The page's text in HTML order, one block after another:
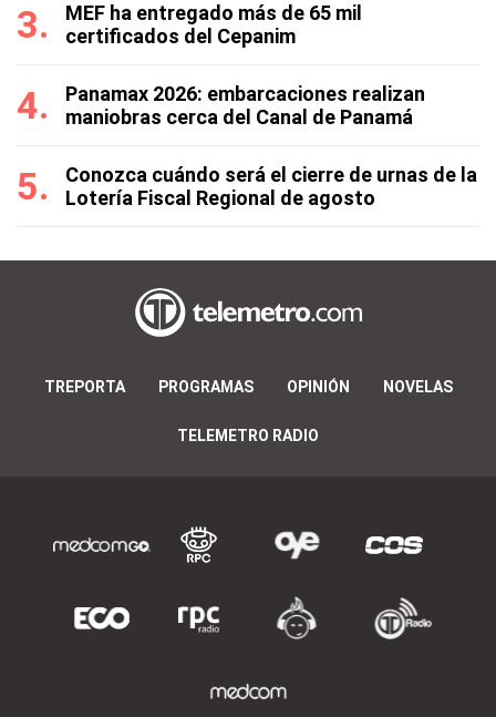
MEF ha entregado más de 65 mil
certificados del Cepanim
Panamax 2026: embarcaciones realizan
maniobras cerca del Canal de Panamá
Conozca cuándo será el cierre de urnas de la
Lotería Fiscal Regional de agosto
TREPORTA PROGRAMAS OPINIÓN NOVELAS
TELEMETRO RADIO